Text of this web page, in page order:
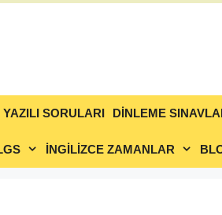
YAZILI SORULARI DİNLEME
İNGİLİZCE ZAMANLAR